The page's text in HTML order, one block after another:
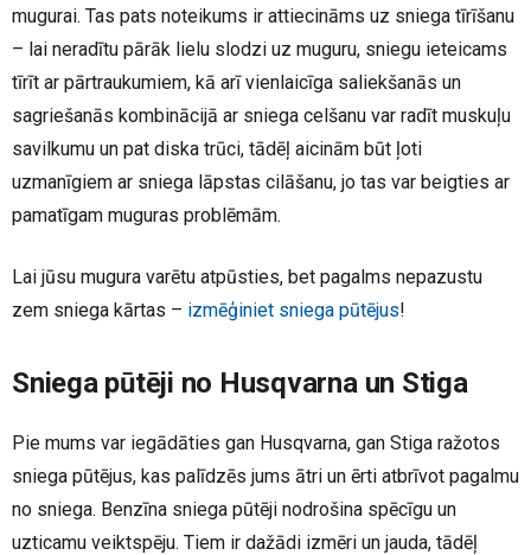
mugurai. Tas pats noteikums ir attiecināms uz sniega tīrīšanu
– lai neradītu pārāk lielu slodzi uz muguru, sniegu ieteicams
tīrīt ar pārtraukumiem, kā arī vienlaicīga saliekšanās un
sagriešanās kombinācijā ar sniega celšanu var radīt muskuļu
savilkumu un pat diska trūci, tādēļ aicinām būt ļoti
uzmanīgiem ar sniega lāpstas cilāšanu, jo tas var beigties ar
pamatīgam muguras problēmām.
Lai jūsu mugura varētu atpūsties, bet pagalms nepazustu
zem sniega kārtas – izmēģiniet sniega pūtējus!
Sniega pūtēji no Husqvarna un Stiga
Pie mums var iegādāties gan Husqvarna, gan Stiga ražotos
sniega pūtējus, kas palīdzēs jums ātri un ērti atbrīvot pagalmu
no sniega. Benzīna sniega pūtēji nodrošina spēcīgu un
uzticamu veiktspēju. Tiem ir dažādi izmēri un jauda, tādēļ